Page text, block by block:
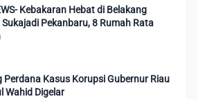
Kebakaran Hebat di Belakang
Pekanbaru, 8 Rumah Rata
Perdana Kasus Korupsi Gubernur Riau
Wahid Digelar